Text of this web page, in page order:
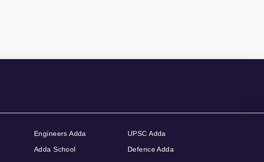
Engineers Adda
Adda School
UPSC Adda
Defence Adda